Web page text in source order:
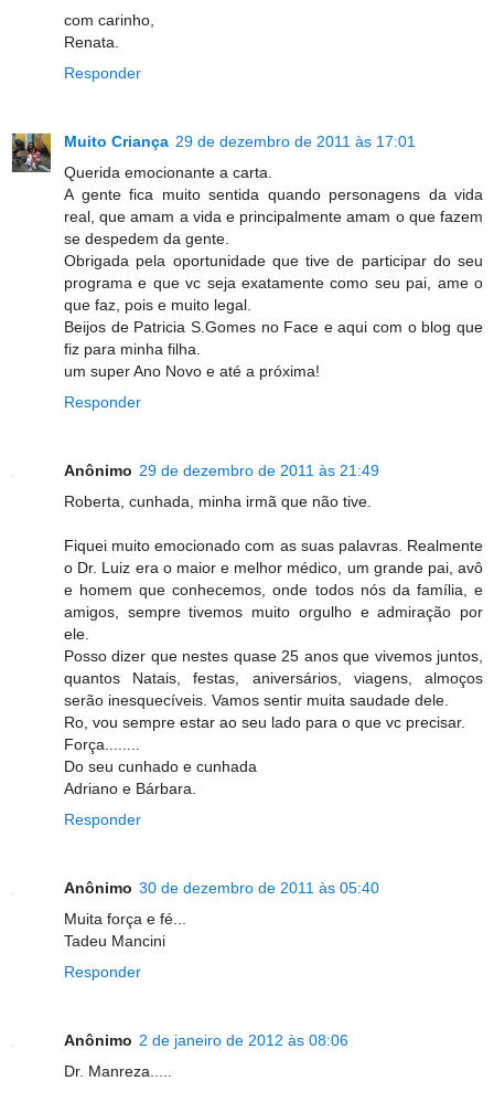
com carinho,
Renata.
Responder
Muito Criança 29 de dezembro de 2011 às 17:01
Querida emocionante a carta.
A gente fica muito sentida quando personagens da vida
real, que amam a vida e principalmente amam o que fazem
se despedem da gente.
Obrigada pela oportunidade que tive de participar do seu
programa e que vc seja exatamente como seu pai, ame o
que faz, pois e muito legal.
Beijos de Patricia S.Gomes no Face e aqui com o blog que
fiz para minha filha.
um super Ano Novo e até a próxima!
Responder
Anônimo 29 de dezembro de 2011 às 21:49
Roberta, cunhada, minha irmã que não tive.
Fiquei muito emocionado com as suas palavras. Realmente
o Dr. Luiz era o maior e melhor médico, um grande pai, avô
e homem que conhecemos, onde todos nós da família, e
amigos, sempre tivemos muito orgulho e admiração por
ele.
Posso dizer que nestes quase 25 anos que vivemos juntos,
quantos Natais, festas, aniversários, viagens, almoços
serão inesquecíveis. Vamos sentir muita saudade dele.
Ro, vou sempre estar ao seu lado para o que vc precisar.
Força........
Do seu cunhado e cunhada
Adriano e Bárbara.
Responder
Anônimo 30 de dezembro de 2011 às 05:40
Muita força e fé...
Tadeu Mancini
Responder
Anônimo 2 de janeiro de 2012 às 08:06
Dr. Manreza.....